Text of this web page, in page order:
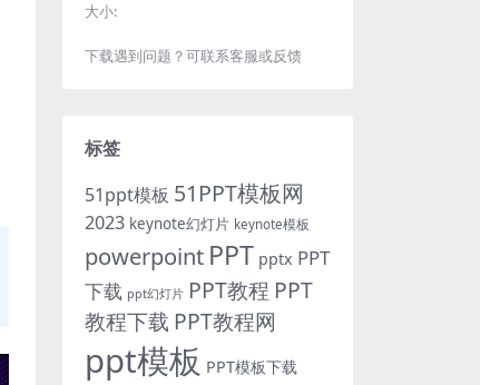
大小:
下载遇到问题？可联系客服或反馈
标签
51ppt模板 51PPT模板网
2023 keynote幻灯片 keynote模板
powerpoint PPT pptx PPT
下载 ppt幻灯片 PPT教程 PPT
教程下载 PPT教程网
ppt模板 PPT模板下载